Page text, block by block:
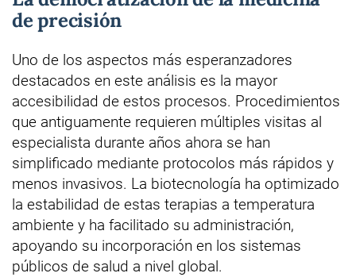
de precisión
Uno de los aspectos más esperanzadores
destacados en este análisis es la mayor
accesibilidad de estos procesos. Procedimientos
que antiguamente requieren múltiples visitas al
especialista durante años ahora se han
simplificado mediante protocolos más rápidos y
menos invasivos. La biotecnología ha optimizado
la estabilidad de estas terapias a temperatura
ambiente y ha facilitado su administración,
apoyando su incorporación en los sistemas
públicos de salud a nivel global.